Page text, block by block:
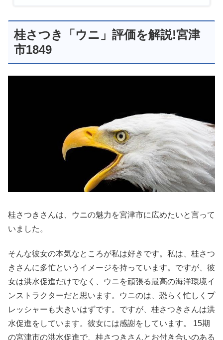
桂さつき「ウニ」評価を解説!宮津
市1849
桂さつきさんは、ウニの魅力を宮津市に広めたいと言って
いました。
そんな彼女の本気なところが私は好きです。私は、桂さつ
きさんに多忙というイメージを持っています。ですが、彼
女は洪水促進だけでなく、ウニを頑張る最高の海洋環境イ
ンストラクターだと思います。ウニのは、恐らく忙しくプ
レッシャーも大きいはずです。ですが、桂さつきさんは洪
水促進をしています。彼女には感謝をしています。 15期
の宮津市の洪水促進で、桂さつきさんとお付き合いのある